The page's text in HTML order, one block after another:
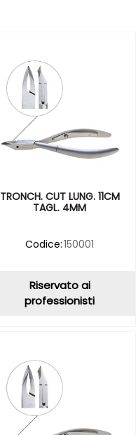
TRONCH. CUT LUNG. 11CM
TAGL. 4MM
Codice:150001
Riservato ai
professionisti